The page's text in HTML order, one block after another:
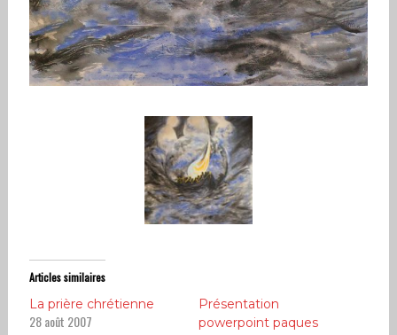
Articles similaires
La prière chrétienne
28 août 2007
Présentation
powerpoint paques